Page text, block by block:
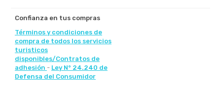
Confianza en tus compras
Términos y condiciones de
compra de todos los servicios
turisticos
disponibles/Contratos de
adhesión - Ley N° 24.240 de
Defensa del Consumidor